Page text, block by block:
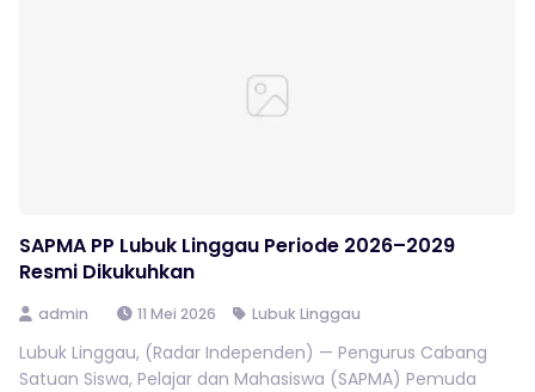
SAPMA PP Lubuk Linggau Periode 2026–2029
Resmi Dikukuhkan
admin 11 Mei 2026 Lubuk Linggau
Lubuk Linggau, (Radar Independen) — Pengurus Cabang
Satuan Siswa, Pelajar dan Mahasiswa (SAPMA) Pemuda